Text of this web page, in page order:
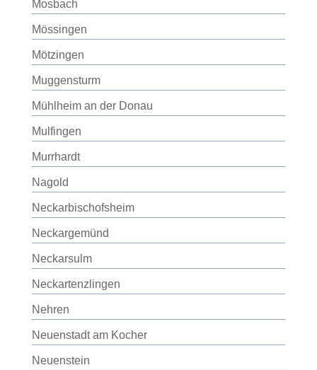
Mosbach
Mössingen
Mötzingen
Muggensturm
Mühlheim an der Donau
Mulfingen
Murrhardt
Nagold
Neckarbischofsheim
Neckargemünd
Neckarsulm
Neckartenzlingen
Nehren
Neuenstadt am Kocher
Neuenstein